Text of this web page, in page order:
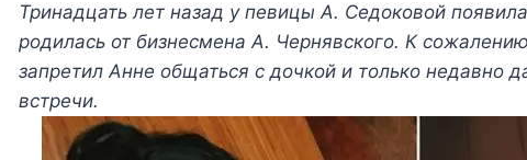
Тринадцать лет назад у певицы А. Седоковой
родилась от бизнесмена А. Чернявского. К
запретил Анне общаться с дочкой и только недавно
встречи.